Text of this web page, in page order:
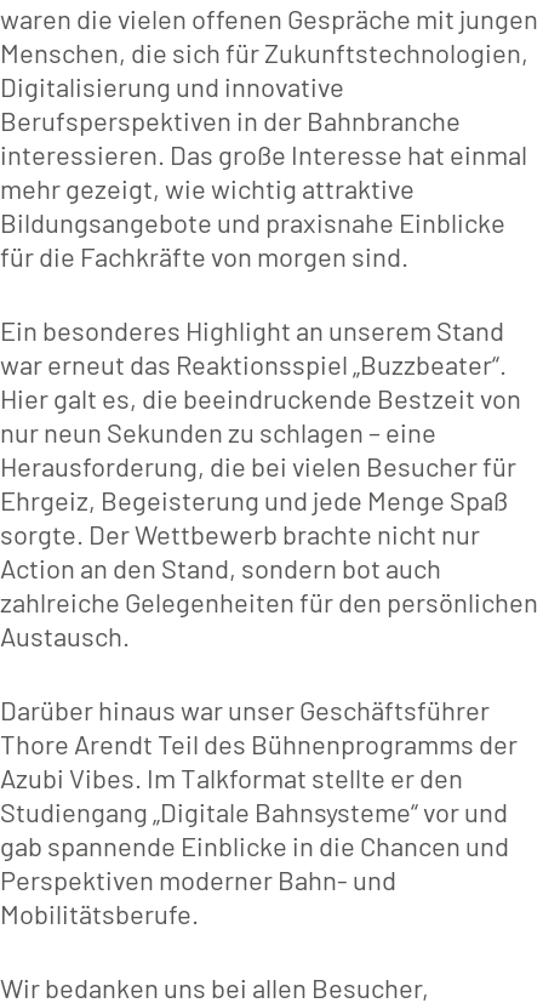
waren die vielen offenen Gespräche mit jungen
Menschen, die sich für Zukunftstechnologien,
Digitalisierung und innovative
Berufsperspektiven in der Bahnbranche
interessieren. Das große Interesse hat einmal
mehr gezeigt, wie wichtig attraktive
Bildungsangebote und praxisnahe Einblicke
für die Fachkräfte von morgen sind.
Ein besonderes Highlight an unserem Stand
war erneut das Reaktionsspiel „Buzzbeater“.
Hier galt es, die beeindruckende Bestzeit von
nur neun Sekunden zu schlagen – eine
Herausforderung, die bei vielen Besucher für
Ehrgeiz, Begeisterung und jede Menge Spaß
sorgte. Der Wettbewerb brachte nicht nur
Action an den Stand, sondern bot auch
zahlreiche Gelegenheiten für den persönlichen
Austausch.
Darüber hinaus war unser Geschäftsführer
Thore Arendt Teil des Bühnenprogramms der
Azubi Vibes. Im Talkformat stellte er den
Studiengang „Digitale Bahnsysteme“ vor und
gab spannende Einblicke in die Chancen und
Perspektiven moderner Bahn- und
Mobilitätsberufe.
Wir bedanken uns bei allen Besucher,